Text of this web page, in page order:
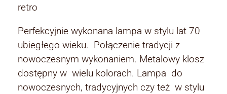
retro
Perfekcyjnie wykonana lampa w stylu lat 70
ubiegłego wieku. Połączenie tradycji z
nowoczesnym wykonaniem. Metalowy klosz
dostępny w wielu kolorach. Lampa do
nowoczesnych, tradycyjnych czy też w stylu